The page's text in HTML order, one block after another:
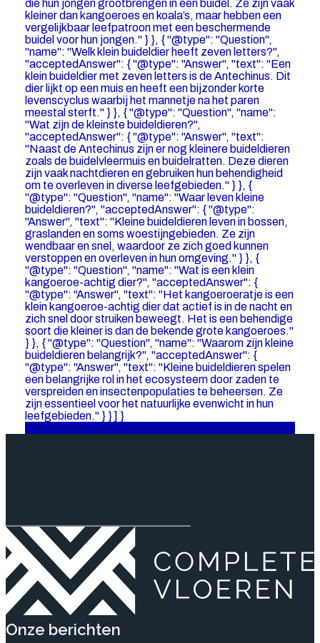
die hun jongen grootbrengen in een buidel. Ze zijn vaak
kleiner dan kangoeroes en koala’s, maar hebben een
vergelijkbaar leefpatroon met een beschermende
buidel voor hun jongen." } }, { "@type": "Question",
"name": "Welk klein buideldier heeft zeven letters?",
"acceptedAnswer": { "@type": "Answer", "text": "Een
klein buideldier met zeven letters is de Antechinus. Dit
dier lijkt op een muis en heeft een bijzonder korte
levenscyclus waarbij het mannetje na het paren
meestal sterft." } }, { "@type": "Question", "name":
"Wat zijn de kleinste buideldieren?",
"acceptedAnswer": { "@type": "Answer", "text":
"Naast de Antechinus zijn er nog kleinere buideldieren
zoals de buidelvleermuis en buidelratten. Deze dieren
zijn vaak nachtdieren en gebruiken hun behendigheid
om te overleven in diverse leefgebieden." } }, {
"@type": "Question", "name": "Waar leven kleine
buideldieren?", "acceptedAnswer": { "@type":
"Answer", "text": "Kleine buideldieren leven in bossen,
graslanden en soms woestijngebieden. Ze zijn
wendbaar en snel, waardoor ze zich goed kunnen
verstoppen en overleven in hun omgeving." } }, {
"@type": "Question", "name": "Wat is een klein
kangoeroe-achtig dier?", "acceptedAnswer": {
"@type": "Answer", "text": "Het kangoeroeratje is een
klein kangoeroe-achtig dier dat actief is in de nacht en
zich snel door struiken beweegt. Het is een behendige
soort die kleiner is dan de bekende grote kangoeroes."
} }, { "@type": "Question", "name": "Waarom zijn kleine
buideldieren belangrijk?", "acceptedAnswer": {
"@type": "Answer", "text": "Kleine buideldieren spelen
een belangrijke rol in het ecosysteem door zaden te
verspreiden en insectenpopulaties te beheersen. Ze
zijn essentieel voor het natuurlijke evenwicht in hun
leefgebieden." } } ] }
Onze berichten